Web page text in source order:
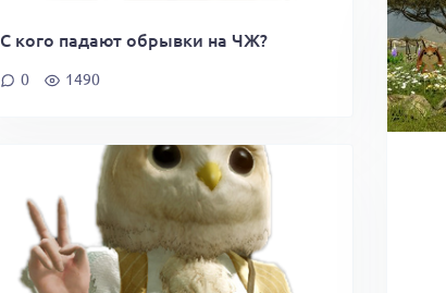
С кого падают обрывки на ЧЖ?
0 1490